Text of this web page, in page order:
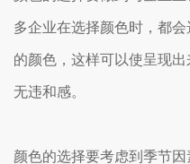
多企业在选择颜色时，都
的颜色，这样可以使呈现
无违和感。
颜色的选择要考虑到季节